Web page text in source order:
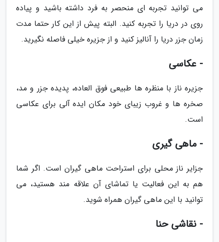
می توانید تجربه ای منحصر به فرد داشته باشید و پیاده
روی در دریا را تجربه کنید. البته پیش از این کار حتما مدت
زمان جزر دریا را آنالیز کنید و از جزیره خیلی فاصله نگیرید.
- عکاسی
جزیره ناز با منظره ها طبیعی فوق العاده، پدیده جزر و مد،
صخره ها و غروب زیبای خود مکان ایده آلی برای عکاسی
است.
- ماهی گیری
جزایر ناز محلی برای استراحت ماهی گیران است. اگر شما
هم به این فعالیت یا تماشای آن علاقه مند هستید، می
توانید با این ماهی گیران همراه شوید.
- نقاشی حنا